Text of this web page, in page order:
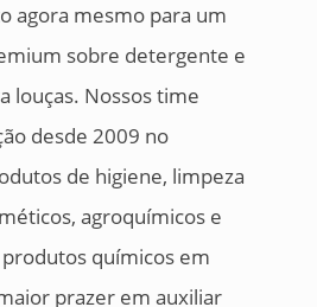
agora mesmo para um
sobre detergente e
louças. Nossos time
desde 2009 no
de higiene, limpeza
agroquímicos e
químicos em
prazer em auxiliar